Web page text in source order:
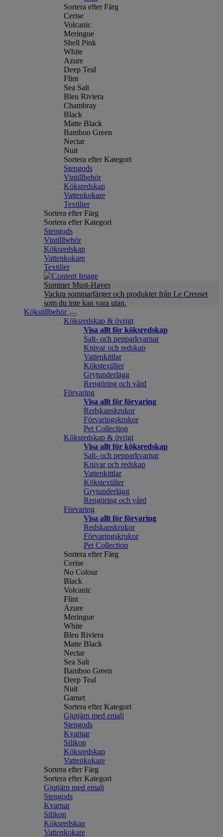
Sortera efter Färg
Cerise
Volcanic
Meringue
Shell Pink
White
Azure
Deep Teal
Flint
Sea Salt
Bleu Riviera
Chambray
Black
Matte Black
Bamboo Green
Nectar
Nuit
Sortera efter Kategori
Stengods
Vintillbehör
Köksredskap
Vattenkokare
Textilier
Sortera efter Färg
Sortera efter Kategori
Stengods
Vintillbehör
Köksredskap
Vattenkokare
Textilier
Summer Must-Haves
Vackra sommarfärger och produkter från Le Creuset
som du inte kan vara utan.
Kökstillbehör
Köksredskap & övrigt
Visa allt för köksredskap
Salt- och pepparkvarnar
Knivar och redskap
Vattenkittlar
Kökstextilier
Grytunderlägg
Rengöring och vård
Förvaring
Visa allt för förvaring
Redskapskrukor
Förvaringskrukor
Pet Collection
Köksredskap & övrigt
Visa allt för köksredskap
Salt- och pepparkvarnar
Knivar och redskap
Vattenkittlar
Kökstextilier
Grytunderlägg
Rengöring och vård
Förvaring
Visa allt för förvaring
Redskapskrukor
Förvaringskrukor
Pet Collection
Sortera efter Färg
Cerise
No Colour
Black
Volcanic
Flint
Azure
Meringue
White
Bleu Riviera
Matte Black
Nectar
Sea Salt
Bamboo Green
Deep Teal
Nuit
Garnet
Sortera efter Kategori
Gjutjärn med emalj
Stengods
Kvarnar
Silikon
Köksredskap
Vattenkokare
Sortera efter Färg
Sortera efter Kategori
Gjutjärn med emalj
Stengods
Kvarnar
Silikon
Köksredskap
Vattenkokare